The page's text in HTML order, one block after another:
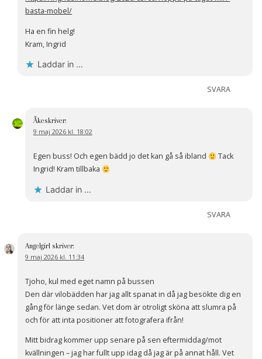
basta-mobel/
Ha en fin helg!
Kram, Ingrid
Laddar in …
SVARA
Åkeskriver:
9 maj 2026 kl. 18:02
Egen buss! Och egen bädd jo det kan gå så ibland
Tack
Ingrid! Kram tillbaka
Laddar in …
SVARA
Angelgirl skriver:
9 maj 2026 kl. 11:34
Tjoho, kul med eget namn på bussen
Den där vilobädden har jag allt spanat in då jag besökte dig en
gång för länge sedan. Vet dom är otroligt sköna att slumra på
och för att inta positioner att fotografera ifrån!
Mitt bidrag kommer upp senare på sen eftermiddag/mot
kvällningen – jag har fullt upp idag då jag är på annat håll. Vet